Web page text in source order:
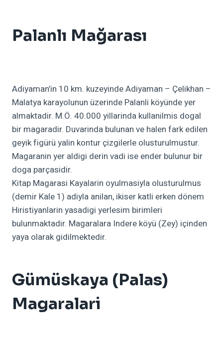
Palanlı Mağarası
Adiyaman’in 10 km. kuzeyinde Adiyaman – Çelikhan –
Malatya karayolunun üzerinde Palanli köyünde yer
almaktadir. M.Ö. 40.000 yillarinda kullanilmis dogal
bir magaradir. Duvarinda bulunan ve halen fark edilen
geyik figürü yalin kontur çizgilerle olusturulmustur.
Magaranin yer aldigi derin vadi ise ender bulunur bir
doga parçasidir.
Kitap Magarasi Kayalarin oyulmasiyla olusturulmus
(demir Kale 1) adiyla anilan, ikiser katli erken dönem
Hiristiyanlarin yasadigi yerlesim birimleri
bulunmaktadir. Magaralara Indere köyü (Zey) içinden
yaya olarak gidilmektedir.
Gümüskaya (Palas)
Magaralari